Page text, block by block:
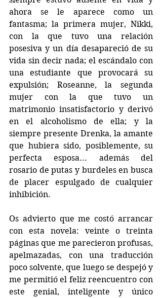
ahora se le aparece como un
fantasma; la primera mujer, Nikki,
con la que tuvo una relación
posesiva y un día desapareció de su
vida sin decir nada; el escándalo con
una estudiante que provocará su
expulsión; Roseanne, la segunda
mujer con la que tuvo un
matrimonio insatisfactorio y derivó
en el alcoholismo de ella; y la
siempre presente Drenka, la amante
que hubiera sido, posiblemente, su
perfecta esposa... además del
rosario de putas y burdeles en busca
de placer espulgado de cualquier
inhibición.
Os advierto que me costó arrancar
con esta novela: veinte o treinta
páginas que me parecieron profusas,
apelmazadas, con una traducción
poco solvente, que luego se despejó y
me permitió el feliz reencuentro con
este genial, inteligente y único